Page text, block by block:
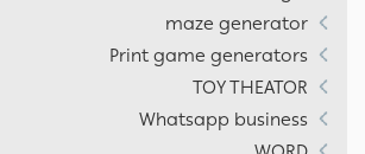
maze generator
Print game generators
TOY THEATOR
Whatsapp business